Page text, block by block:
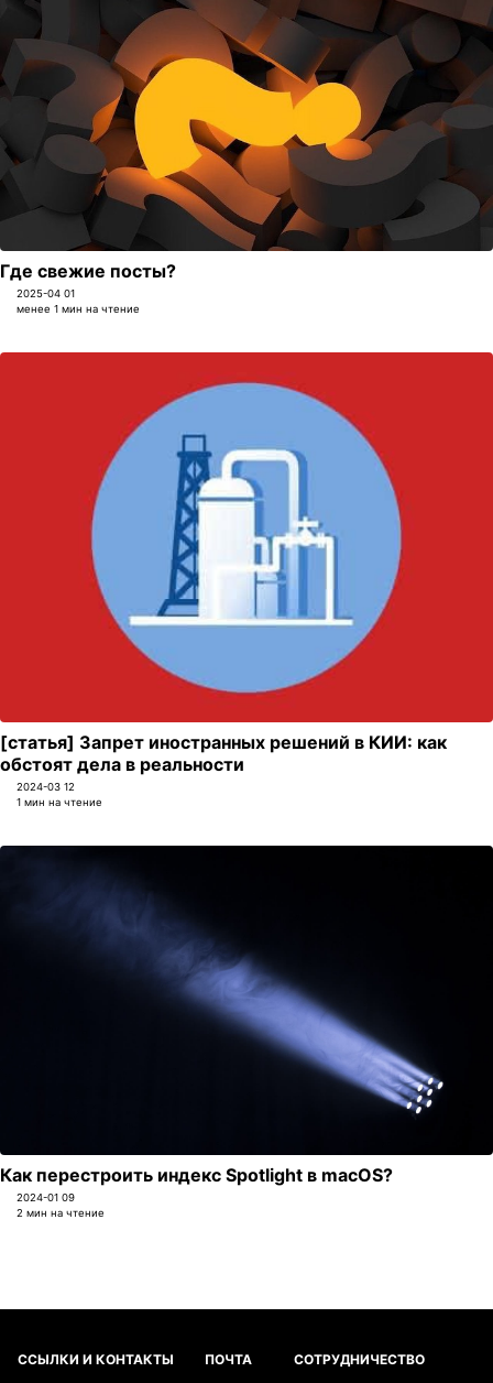
Где свежие посты?
2025-04 01
менее 1 мин на чтение
[статья] Запрет иностранных решений в КИИ: как
обстоят дела в реальности
2024-03 12
1 мин на чтение
Как перестроить индекс Spotlight в macOS?
2024-01 09
2 мин на чтение
ССЫЛКИ И КОНТАКТЫ ПОЧТА СОТРУДНИЧЕСТВО